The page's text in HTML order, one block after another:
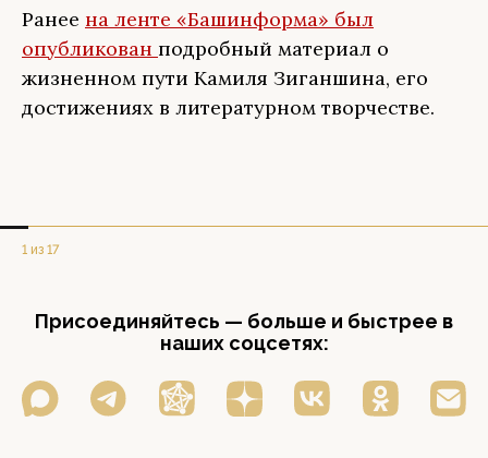
Ранее на ленте «Башинформа» был
опубликован подробный материал о
жизненном пути Камиля Зиганшина, его
достижениях в литературном творчестве.
1 из 17
Присоединяйтесь — больше и быстрее в
наших соцсетях: